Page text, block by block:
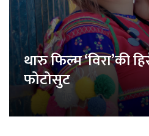
थारु फिल्म ‘विरा’की
फोटोसुट